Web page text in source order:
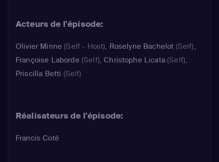
Acteurs de l'épisode:
Olivier Minne (Self - Host), Roselyne Bachelot (Self),
Françoise Laborde (Self),Christophe Licata(Self),
Priscilla Betti (Self)
Réalisateurs de l'épisode:
Francis Coté